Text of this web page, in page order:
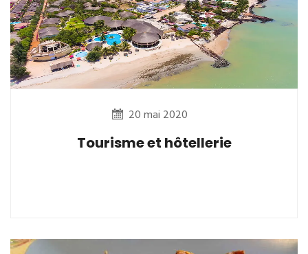
20 mai 2020
Tourisme et hôtellerie